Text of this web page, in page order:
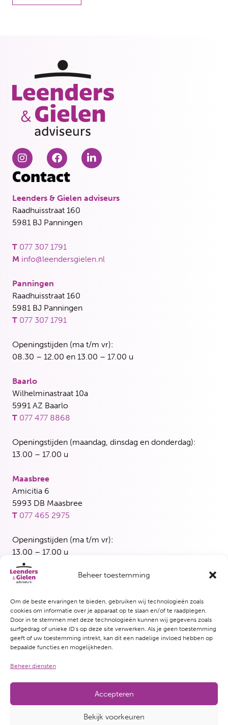
Beheer toestemming
Om de beste ervaringen te bieden, gebruiken wij technologieën zoals
cookies om informatie over je apparaat op te slaan en/of te raadplegen.
Door in te stemmen met deze technologieën kunnen wij gegevens zoals
surfgedrag of unieke ID's op deze site verwerken. Als je geen toestemming
geeft of uw toestemming intrekt, kan dit een nadelige invloed hebben op
bepaalde functies en mogelijkheden.
Beheer diensten
Accepteren
Bekijk voorkeuren
Contact
Leenders & Gielen adviseurs
Raadhuisstraat 160
5981 BJ Panningen
T 077 307 1791
M info@leendersgielen.nl
Panningen
Raadhuisstraat 160
5981 BJ Panningen
T 077 307 1791
Openingstijden (ma t/m vr):
08.30 – 12.00 en 13.00 – 17.00 u
Baarlo
Wilhelminastraat 10a
5991 AZ Baarlo
T 077 477 8868
Openingstijden (maandag, dinsdag en donderdag):
13.00 – 17.00 u
Maasbree
Amicitia 6
5993 DB Maasbree
T 077 465 2975
Openingstijden (ma t/m vr):
13.00 – 17.00 u
Blerick
5921 EH Venlo
T 077 382 5339
Openingstijden (woensdag en vrijdag):
13.00 – 17.00 u